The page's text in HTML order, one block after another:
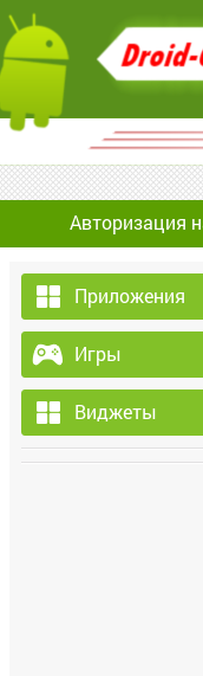
Авторизация
Приложения
Игры
Виджеты